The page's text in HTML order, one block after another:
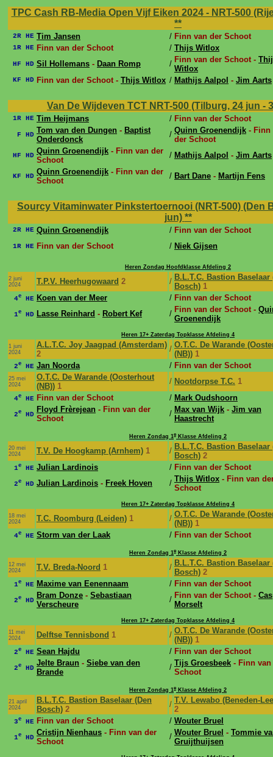
TPC Cash RB-Media Open Vijf Eiken 2024 - NRT-500
**
2R HE Tim Jansen / Finn van der Schoot
1R HE Finn van der Schoot / Thijs Witlox
HF HD Sil Hollemans - Daan Romp / Finn van der Schoot -
Witlox
KF HD Finn van der Schoot - Thijs Witlox / Mathijs Aalpol - Jim Aarts
Van De Wijdeven TCT NRT-500 (Tilburg, 24 jun -
1R HE Tim Heijmans / Finn van der Schoot
F HD Tom van den Dungen - Baptist
Onderdonck
/ Quinn Groenendijk - Finn
der Schoot
HF HD Quinn Groenendijk - Finn van der
Schoot
/ Mathijs Aalpol - Jim Aarts
KF HD Quinn Groenendijk - Finn van der
Schoot
/ Bart Dane - Martijn Fens
Sourcy Vitaminwater Pinkstertoernooi (NRT-500) (Den
jun) **
2R HE Quinn Groenendijk / Finn van der Schoot
1R HE Finn van der Schoot / Niek Gijsen
Heren Zondag Hoofdklasse Afdeling 2
2 juni
2024
T.P.V. Heerhugowaard 2 / B.L.T.C. Bastion Baselaar
Bosch) 1
4e HE Koen van der Meer / Finn van der Schoot
1e HD Lasse Reinhard - Robert Kef / Finn van der Schoot -
Groenendijk
Heren 17+ Zaterdag Topklasse Afdeling 4
1 juni
2024
A.L.T.C. Joy Jaagpad (Amsterdam)
2
/ O.T.C. De Warande
(NB)) 1
2e HE Jan Noorda / Finn van der Schoot
25 mei
2024
O.T.C. De Warande (Oosterhout
(NB)) 1
/ Nootdorpse T.C. 1
4e HE Finn van der Schoot / Mark Oudshoorn
2e HD
Floyd Frèrejean - Finn van der
Schoot
/ Max van Wijk - Jim van
Haastrecht
Heren Zondag 1e Klasse Afdeling 2
20 mei
2024
T.V. De Hoogkamp (Arnhem) 1 / B.L.T.C. Bastion Baselaar
Bosch) 2
1e HE Julian Lardinois / Finn van der Schoot
2e HD Julian Lardinois - Freek Hoven / Thijs Witlox - Finn van
Schoot
Heren 17+ Zaterdag Topklasse Afdeling 4
18 mei
2024
T.C. Roomburg (Leiden) 1 / O.T.C. De Warande
(NB)) 1
4e HE Storm van der Laak / Finn van der Schoot
Heren Zondag 1e Klasse Afdeling 2
12 mei
2024
T.V. Breda-Noord 1 / B.L.T.C. Bastion Baselaar
Bosch) 2
1e HE Maxime van Eenennaam / Finn van der Schoot
2e HD
Bram Donze - Sebastiaan
Verscheure
/ Finn van der Schoot -
Morselt
Heren 17+ Zaterdag Topklasse Afdeling 4
11 mei
2024
Delftse Tennisbond 1 / O.T.C. De Warande
(NB)) 1
2e HE Sean Hajdu / Finn van der Schoot
2e HD
Jelte Braun - Siebe van den
Brande
/ Tijs Groesbeek - Finn van
Schoot
Heren Zondag 1e Klasse Afdeling 2
21 april
2024
B.L.T.C. Bastion Baselaar (Den
Bosch) 2
/ T.V. Lewabo (Beneden-
2
3e HE Finn van der Schoot / Wouter Bruel
1e HD
Cristijn Nienhaus - Finn van der
Schoot
/ Wouter Bruel - Tommie
Gruijthuijsen